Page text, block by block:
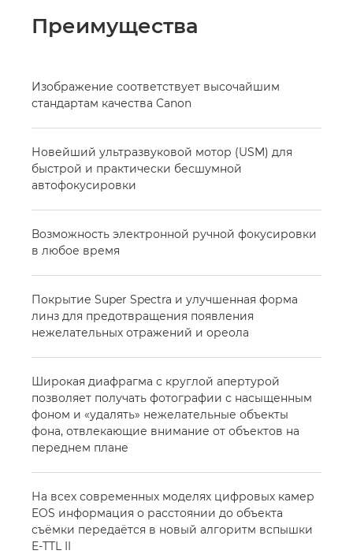
Преимущества
Изображение соответствует высочайшим
стандартам качества Canon
Новейший ультразвуковой мотор (USM) для
быстрой и практически бесшумной
автофокусировки
Возможность электронной ручной фокусировки
в любое время
Покрытие Super Spectra и улучшенная форма
линз для предотвращения появления
нежелательных отражений и ореола
Широкая диафрагма с круглой апертурой
позволяет получать фотографии с насыщенным
фоном и «удалять» нежелательные объекты
фона, отвлекающие внимание от объектов на
переднем плане
На всех современных моделях цифровых камер
EOS информация о расстоянии до объекта
съёмки передаётся в новый алгоритм вспышки
E-TTL II